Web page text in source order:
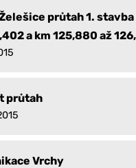
průtah 1. stavba
a km 125,880 až
průtah
Vrchy